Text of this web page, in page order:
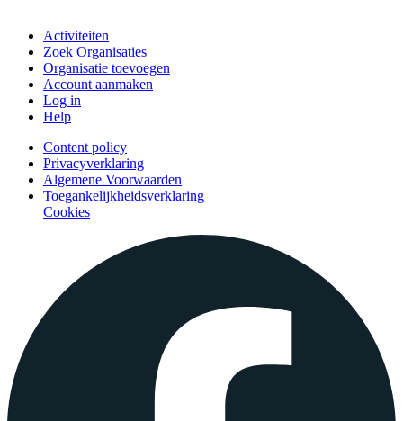
Activiteiten
Zoek Organisaties
Organisatie toevoegen
Account aanmaken
Log in
Help
Content policy
Privacyverklaring
Algemene Voorwaarden
Toegankelijkheidsverklaring
Cookies